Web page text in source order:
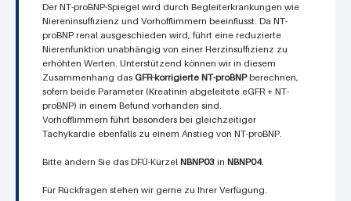
Der NT-proBNP-Spiegel wird durch Begleiterkrankungen wie
Niereninsuffizienz und Vorhofflimmern beeinflusst. Da NT-
proBNP renal ausgeschieden wird, führt eine reduzierte
Nierenfunktion unabhängig von einer Herzinsuffizienz zu
erhöhten Werten. Unterstützend können wir in diesem
Zusammenhang das GFR-korrigierte NT-proBNPberechnen,
sofern beide Parameter (Kreatinin abgeleitete eGFR + NT-
proBNP) in einem Befund vorhanden sind.
Vorhofflimmern führt besonders bei gleichzeitiger
Tachykardie ebenfalls zu einem Anstieg von NT-proBNP.
Bitte ändern Sie das DFÜ-Kürzel NBNP03 in NBNP04.
Für Rückfragen stehen wir gerne zu Ihrer Verfügung.